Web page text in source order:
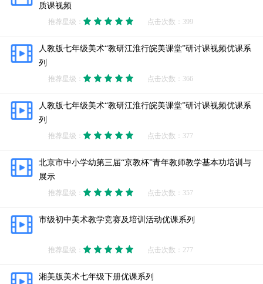
质课视频
推荐星级： 点击次数：399
人教版七年级美术“教研江淮行皖美课堂”研讨课视频优课系
列
推荐星级： 点击次数：366
人教版七年级美术“教研江淮行皖美课堂”研讨课视频优课系
列
推荐星级： 点击次数：377
北京市中小学幼第三届“京教杯”青年教师教学基本功培训与
展示
推荐星级： 点击次数：357
市级初中美术教学竞赛及培训活动优课系列
推荐星级： 点击次数：277
湘美版美术七年级下册优课系列